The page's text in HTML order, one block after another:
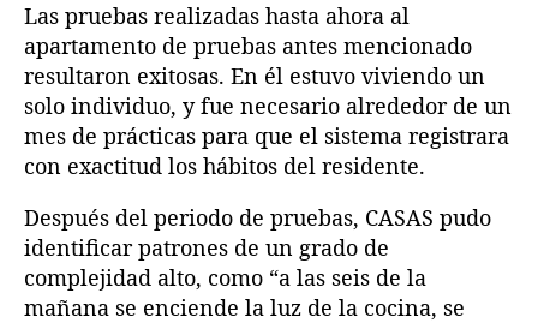
Las pruebas realizadas hasta ahora al
apartamento de pruebas antes mencionado
resultaron exitosas. En él estuvo viviendo un
solo individuo, y fue necesario alrededor de un
mes de prácticas para que el sistema registrara
con exactitud los hábitos del residente.
Después del periodo de pruebas, CASAS pudo
identificar patrones de un grado de
complejidad alto, como “a las seis de la
mañana se enciende la luz de la cocina, se